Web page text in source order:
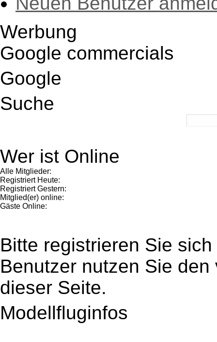
Werbung
Google commercials
Google
Suche
Wer ist Online
Alle Mitglieder:
Registriert Heute:
Registriert Gestern:
Mitglied(er) online:
Gäste Online:
Bitte registrieren Sie sich
Benutzer nutzen Sie
dieser Seite.
Modellfluginfos